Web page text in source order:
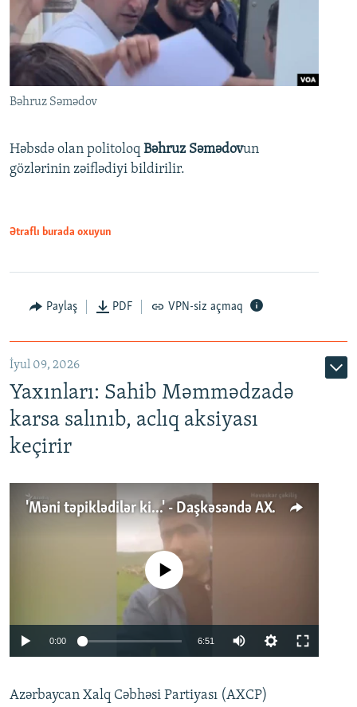
Bəhruz Səmədov
Həbsdə olan politoloq Bəhruz Səmədovun
gözlərinin zəiflədiyi bildirilir.
Ətraflı burada oxuyun
Paylaş PDF VPN-siz açmaq
İyul 09, 2026
Yaxınları: Sahib Məmmədzadə
karsa salınıb, aclıq aksiyası
keçirir
'Məni təpiklədilər ki...' - Daşkəsəndə AXCP fəalının yaxınları onun həbsinə etiraz edirlər
No media source currently available
0:00 6:51
360p
Azərbaycan Xalq Cəbhəsi Partiyası (AXCP)